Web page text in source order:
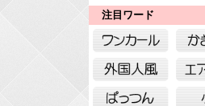
注目ワード